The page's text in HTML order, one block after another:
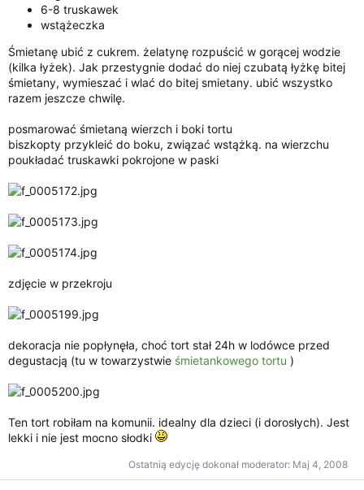
6-8 truskawek
wstążeczka
Śmietanę ubić z cukrem. żelatynę rozpuścić w gorącej wodzie
(kilka łyżek). Jak przestygnie dodać do niej czubatą łyżkę bitej
śmietany, wymieszać i wlać do bitej smietany. ubić wszystko
razem jeszcze chwilę.
posmarować śmietaną wierzch i boki tortu
biszkopty przykleić do boku, związać wstążką. na wierzchu
poukładać truskawki pokrojone w paski
zdjęcie w przekroju
dekoracja nie popłynęła, choć tort stał 24h w lodówce przed
degustacją (tu w towarzystwie śmietankowego tortu )
Ten tort robiłam na komunii. idealny dla dzieci (i dorosłych). Jest
lekki i nie jest mocno słodki
Ostatnią edycję dokonał moderator: Maj 4, 2008